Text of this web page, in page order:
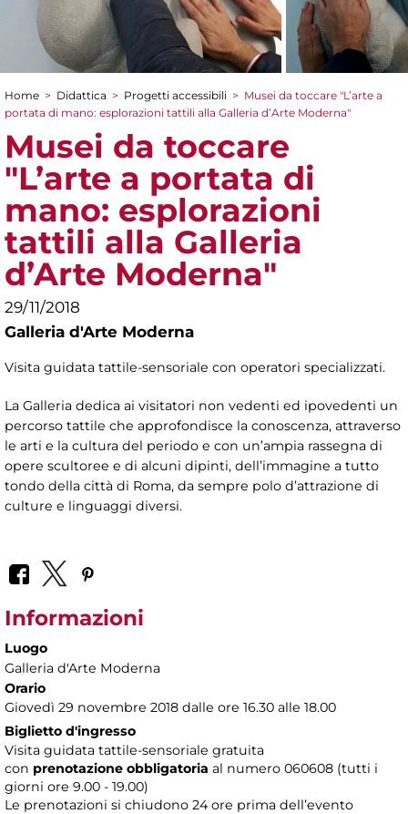
Tu sei qui
Home > Didattica > Progetti accessibili > Musei da toccare "L’arte a
portata di mano: esplorazioni tattili alla Galleria d’Arte Moderna"
Musei da toccare
"L’arte a portata di
mano: esplorazioni
tattili alla Galleria
d’Arte Moderna"
29/11/2018
Galleria d'Arte Moderna
Visita guidata tattile-sensoriale con operatori specializzati.
La Galleria dedica ai visitatori non vedenti ed ipovedenti un
percorso tattile che approfondisce la conoscenza, attraverso
le arti e la cultura del periodo e con un’ampia rassegna di
opere scultoree e di alcuni dipinti, dell’immagine a tutto
tondo della città di Roma, da sempre polo d’attrazione di
culture e linguaggi diversi.
Informazioni
Luogo
Galleria d'Arte Moderna
Orario
Giovedì 29 novembre 2018 dalle ore 16.30 alle 18.00
Biglietto d'ingresso
Visita guidata tattile-sensoriale gratuita
con prenotazione obbligatoria al numero 060608 (tutti i
giorni ore 9.00 - 19.00)
Le prenotazioni si chiudono 24 ore prima dell’evento